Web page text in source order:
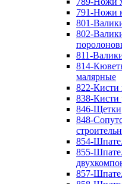
791-Ножи
801-
802-
811-
814-
малярные
822-Кисти
838-Кисти
846-Щетки
848-
854-
855-
857-